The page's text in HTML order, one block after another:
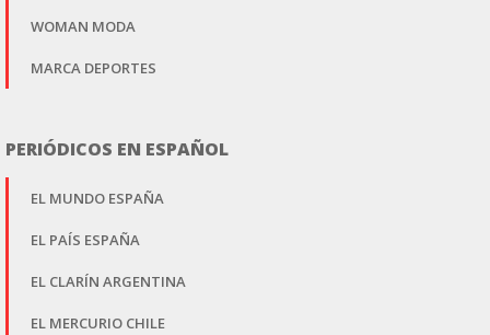
WOMAN MODA
MARCA DEPORTES
PERIÓDICOS EN ESPAÑOL
EL MUNDO ESPAÑA
EL PAÍS ESPAÑA
EL CLARÍN ARGENTINA
EL MERCURIO CHILE